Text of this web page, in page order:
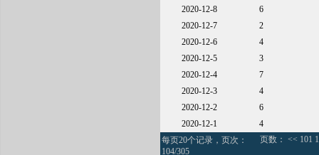
2020-12-8
6
2020-12-7
2
2020-12-6
4
2020-12-5
3
2020-12-4
7
2020-12-3
4
2020-12-2
6
2020-12-1
4
每页20个记录，页次：
104/305
页数： << 101